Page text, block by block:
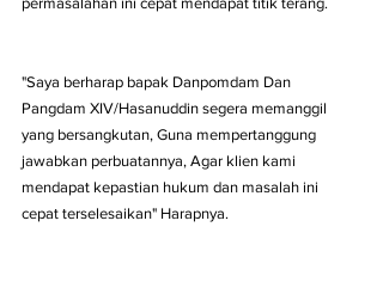
"Saya berharap bapak Danpomdam Dan
Pangdam XIV/Hasanuddin segera memanggil
yang bersangkutan, Guna mempertanggung
jawabkan perbuatannya, Agar klien kami
mendapat kepastian hukum dan masalah ini
cepat terselesaikan" Harapnya.